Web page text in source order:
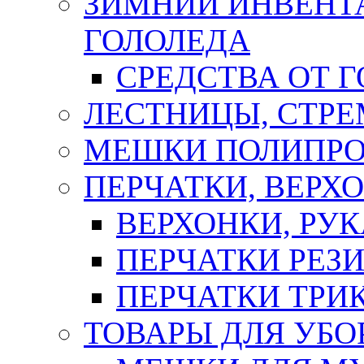
ГОЛОЛЕДА
СРЕДСТВА ОТ
ЛЕСТНИЦЫ,
МЕШКИ
ПЕРЧАТКИ,
ВЕРХОНКИ,
ПЕРЧАТКИ
ПЕРЧАТКИ
ТОВАРЫ ДЛЯ